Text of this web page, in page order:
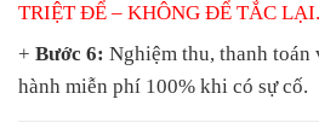
TRIỆT ĐỂ – KHÔNG ĐỂ TẮC LẠI.
+ Bước 6: Nghiệm thu, thanh toán
hành miễn phí 100% khi có sự cố.